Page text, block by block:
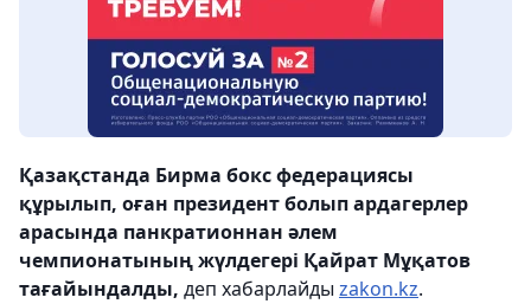
Қазақстанда Бирма бокс федерациясы
құрылып, оған президент болып ардагерлер
арасында панкратионнан әлем
чемпионатының жүлдегері Қайрат Мұқатов
тағайындалды, деп хабарлайды zakon.kz.